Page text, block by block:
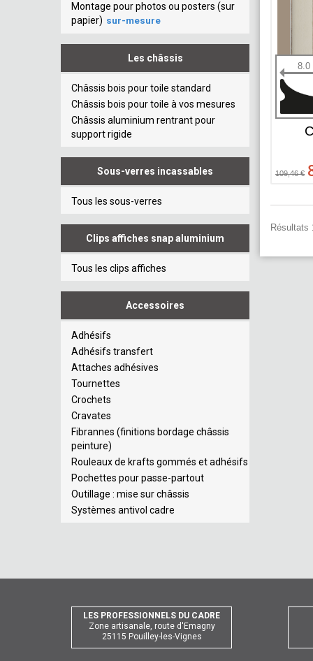
Montage pour photos ou posters (sur
papier) sur-mesure
Les châssis
Châssis bois pour toile standard
Châssis bois pour toile à vos mesures
Châssis aluminium rentrant pour
support rigide
Sous-verres incassables
Tous les sous-verres
Clips affiches snap aluminium
Tous les clips affiches
Accessoires
Adhésifs
Adhésifs transfert
Attaches adhésives
Tournettes
Crochets
Cravates
Fibrannes (finitions bordage châssis
peinture)
Rouleaux de krafts gommés et adhésifs
Pochettes pour passe-partout
Outillage : mise sur châssis
Systèmes antivol cadre
8.0
109,46 €
Résultats
LES PROFESSIONNELS DU CADRE
Zone artisanale, route d'Emagny
25115 Pouilley-les-Vignes